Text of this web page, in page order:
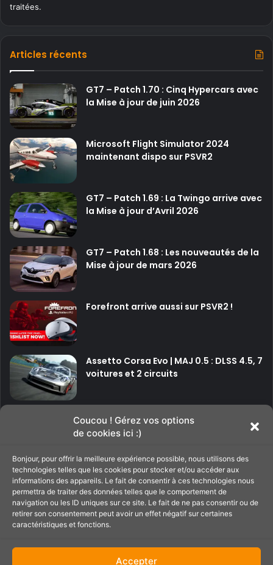
Coucou ! Gérez vos options
de cookies ici :)
Bonjour, pour offrir la meilleure expérience possible, nous utilisons des
technologies telles que les cookies pour stocker et/ou accéder aux
informations des appareils. Le fait de consentir à ces technologies nous
permettra de traiter des données telles que le comportement de
navigation ou les ID uniques sur ce site. Le fait de ne pas consentir ou de
retirer son consentement peut avoir un effet négatif sur certaines
caractéristiques et fonctions.
Accepter
traitées.
Articles récents
GT7 – Patch 1.70 : Cinq Hypercars avec
la Mise à jour de juin 2026
Microsoft Flight Simulator 2024
maintenant dispo sur PSVR2
GT7 – Patch 1.69 : La Twingo arrive avec
la Mise à jour d’Avril 2026
GT7 – Patch 1.68 : Les nouveautés de la
Mise à jour de mars 2026
Forefront arrive aussi sur PSVR2 !
Assetto Corsa Evo | MAJ 0.5 : DLSS 4.5, 7
voitures et 2 circuits
P
a
e
p
r
P
e
u
Soutenir le site
C'est par ici pour filer un petit coup de main au
site ;)